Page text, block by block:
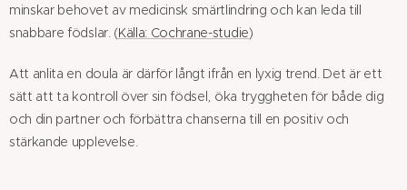
minskar behovet av medicinsk smärtlindring och kan leda till
snabbare födslar. (Källa: Cochrane-studie)
Att anlita en doula är därför långt ifrån en lyxig trend. Det är ett
sätt att ta kontroll över sin födsel, öka tryggheten för både dig
och din partner och förbättra chanserna till en positiv och
stärkande upplevelse.